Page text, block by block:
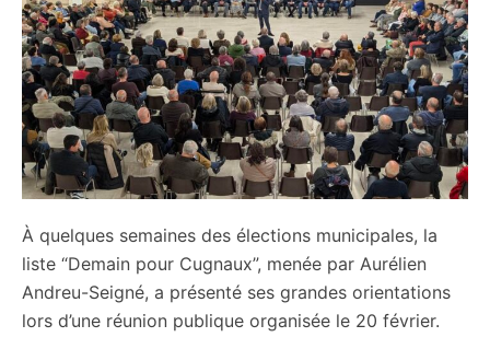
À quelques semaines des élections municipales, la
liste “Demain pour Cugnaux”, menée par Aurélien
Andreu-Seigné, a présenté ses grandes orientations
lors d’une réunion publique organisée le 20 février.